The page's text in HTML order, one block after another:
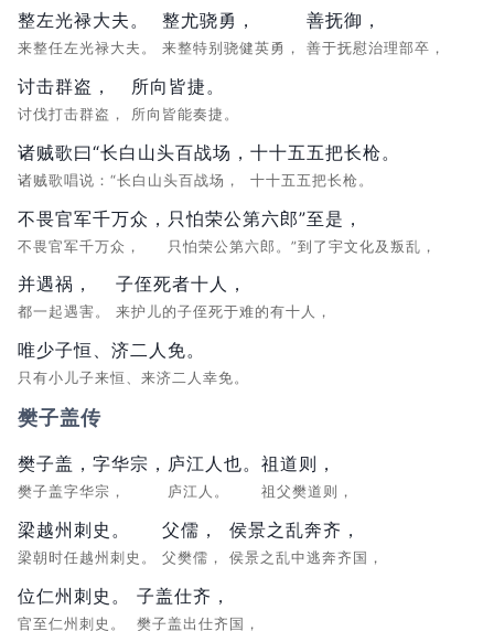
整左光禄大夫。
来整任左光禄大夫。
整尤骁勇，
来整特别骁健英勇，
善抚御，
善于抚慰治理部卒，
讨击群盗，
讨伐打击群盗，
所向皆捷。
所向皆能奏捷。
诸贼歌曰“长白山头百战场，
诸贼歌唱说：“长白山头百战场，
十十五五把长枪。
十十五五把长枪。
不畏官军千万众，
不畏官军千万众，
只怕荣公第六郎”至是，
只怕荣公第六郎。”到了宇文化及叛乱，
并遇祸，
都一起遇害。
子侄死者十人，
来护儿的子侄死于难的有十人，
唯少子恒、济二人免。
只有小儿子来恒、来济二人幸免。
樊子盖传
樊子盖，字华宗，
樊子盖字华宗，
庐江人也。
庐江人。
祖道则，
祖父樊道则，
梁越州刺史。
梁朝时任越州刺史。
父儒，
父樊儒，
侯景之乱奔齐，
侯景之乱中逃奔齐国，
位仁州刺史。
官至仁州刺史。
子盖仕齐，
樊子盖出仕齐国，